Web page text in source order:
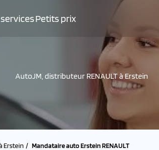
Petits prix
AutoJM, distributeur RENAULT à Erstein
Erstein Mandataire auto Erstein RENAULT